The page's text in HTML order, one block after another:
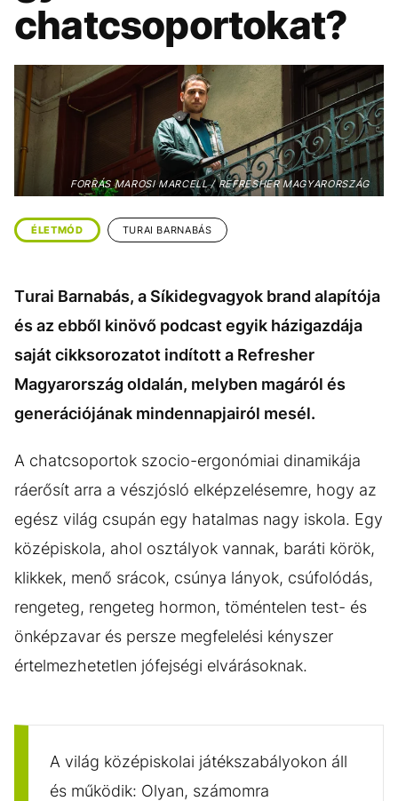
KÖZÉLET
ÉLETMÓD DESIGN
BESZÉLGETÉSEK ARCOK
VIDEÓ TÖRTÉNETEK
GASZTRO
chatcsoportokat?
FORRÁS MAROSI MARCELL / REFRESHER MAGYARORSZÁG
ÉLETMÓD TURAI BARNABÁS
Turai Barnabás, a Síkidegvagyok brand alapítója
és az ebből kinövő podcast egyik házigazdája
saját cikksorozatot indított a Refresher
Magyarország oldalán, melyben magáról és
generációjának mindennapjairól mesél.
A chatcsoportok szocio-ergonómiai dinamikája
ráerősít arra a vészjósló elképzelésemre, hogy az
egész világ csupán egy hatalmas nagy iskola. Egy
középiskola, ahol osztályok vannak, baráti körök,
klikkek, menő srácok, csúnya lányok, csúfolódás,
rengeteg, rengeteg hormon, töméntelen test- és
önképzavar és persze megfelelési kényszer
értelmezhetetlen jófejségi elvárásoknak.
A világ középiskolai játékszabályokon áll
és működik: Olyan, számomra